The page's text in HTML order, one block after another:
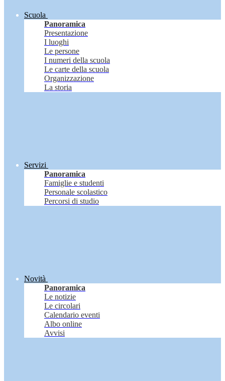
Scuola
Panoramica
Presentazione
I luoghi
Le persone
I numeri della scuola
Le carte della scuola
Organizzazione
La storia
Servizi
Panoramica
Famiglie e studenti
Personale scolastico
Percorsi di studio
Novità
Panoramica
Le notizie
Le circolari
Calendario eventi
Albo online
Avvisi